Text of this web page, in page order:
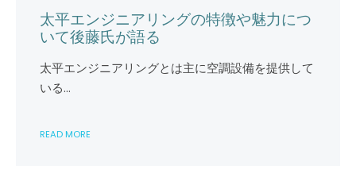
エ
ン
ジ
ニ
ア
リ
の
太平エンジニアリングの特徴や魅力につ
いて後藤氏が語る
太平エンジニアリングとは主に空調設備を提供して
いる…
READ MORE